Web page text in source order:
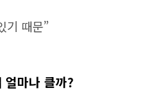
기 때문”
얼마나 클까?